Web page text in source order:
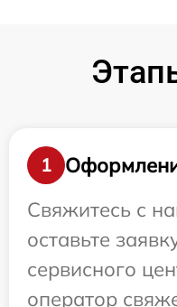
1
Свяжитесь с
оставьте
сервисного
оператор